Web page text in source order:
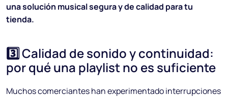
una solución musical segura y de calidad para tu
tienda.
3️⃣ Calidad de sonido y continuidad:
por qué una playlist no es suficiente
Muchos comerciantes han experimentado interrupciones